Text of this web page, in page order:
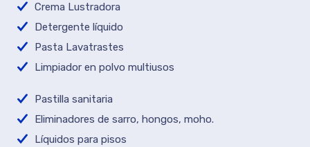
Crema Lustradora
Detergente líquido
Pasta Lavatrastes
Limpiador en polvo multiusos
Pastilla sanitaria
Eliminadores de sarro, hongos, moho.
Líquidos para pisos